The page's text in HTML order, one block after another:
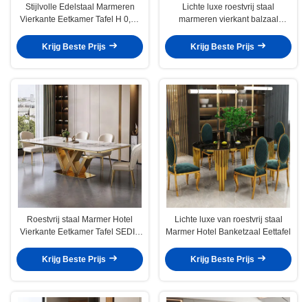
Stijlvolle Edelstaal Marmeren
Vierkante Eetkamer Tafel H 0,78
Krijg Beste Prijs
Lichte luxe roestvrij staal
marmeren vierkant balzaal
Krijg Beste Prijs
Roestvrij staal Marmer Hotel
Vierkante Eetkamer Tafel SEDIA
Krijg Beste Prijs
Lichte luxe van roestvrij staal
Marmer Hotel Banketzaal Eettafel
Krijg Beste Prijs